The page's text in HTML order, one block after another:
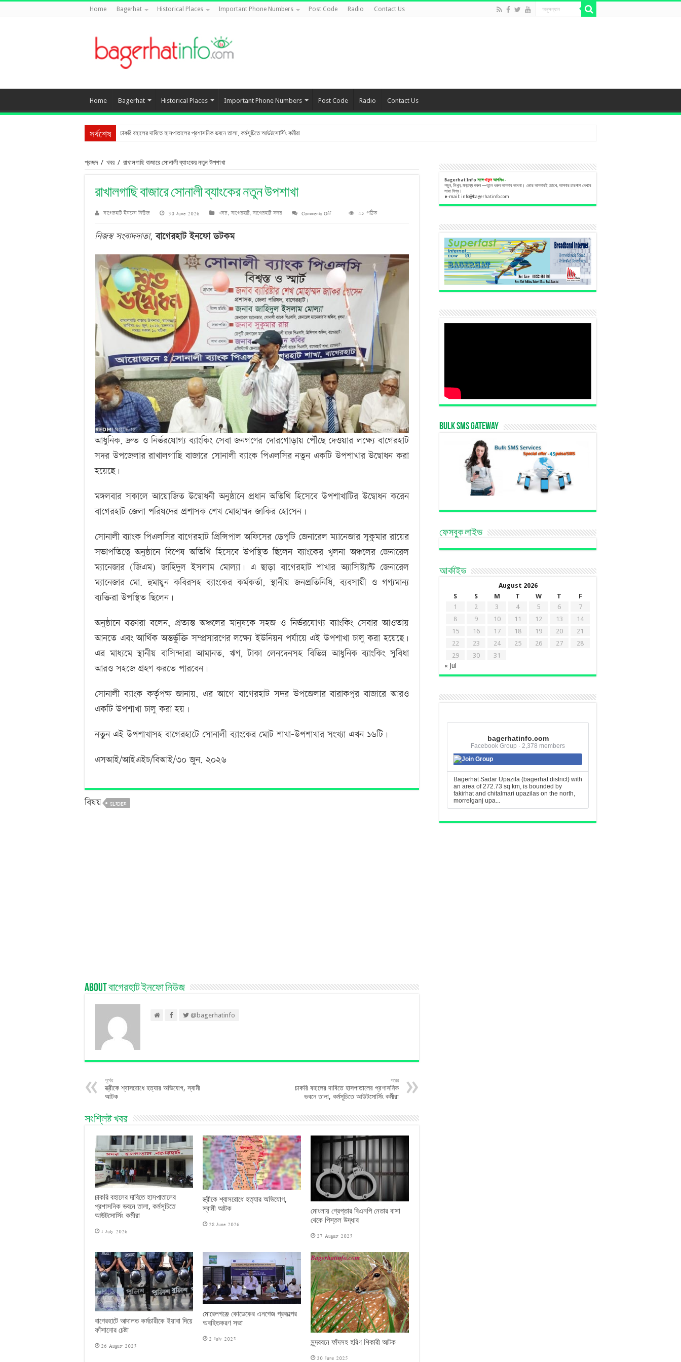
Home Bagerhat Historical Places Important Phone Numbers Post Code Radio Contact Us
Home Bagerhat Historical Places Important Phone Numbers Post Code Radio Contact Us
সর্বশেষ চাকরি বহালের দাবিতে হাসপাতালের প্রশাসনিক ভবনে তালা, কর্মসূচিতে আউটসোর্সিং কর্মীরা
প্রচ্ছদ / খবর / রাখালগাছি বাজারে সোনালী ব্যাংকের নতুন উপশাখা
রাখালগাছি বাজারে সোনালী ব্যাংকের নতুন উপশাখা
বাগেরহাট ইনফো নিউজ 30 June 2026 খবর,বাগেরহাট,বাগেরহাট সদর Comments Offon
ব্যাংকের
নতুন
উপশাখা
45 পঠিত
নিজস্ব সংবাদদাতা,বাগেরহাট ইনফো ডটকম
আধুনিক, দ্রুত ও নির্ভরযোগ্য ব্যাংকিং সেবা জনগণের দোরগোড়ায় পৌঁছে দেওয়ার লক্ষ্যে বাগেরহাট
সদর উপজেলার রাখালগাছি বাজারে সোনালী ব্যাংক পিএলসির নতুন একটি উপশাখার উদ্বোধন করা
হয়েছে।
মঙ্গলবার সকালে আয়োজিত উদ্বোধনী অনুষ্ঠানে প্রধান অতিথি হিসেবে উপশাখাটির উদ্বোধন করেন
বাগেরহাট জেলা পরিষদের প্রশাসক শেখ মোহাম্মদ জাকির হোসেন।
সোনালী ব্যাংক পিএলসির বাগেরহাট প্রিন্সিপাল অফিসের ডেপুটি জেনারেল ম্যানেজার সুকুমার রায়ের
সভাপতিত্বে অনুষ্ঠানে বিশেষ অতিথি হিসেবে উপস্থিত ছিলেন ব্যাংকের খুলনা অঞ্চলের জেনারেল
ম্যানেজার (জিএম) জাহিদুল ইসলাম মোল্যা। এ ছাড়া বাগেরহাট শাখার অ্যাসিস্ট্যান্ট জেনারেল
ম্যানেজার মো. হুমায়ুন কবিরসহ ব্যাংকের কর্মকর্তা, স্থানীয় জনপ্রতিনিধি, ব্যবসায়ী ও গণ্যমান্য
ব্যক্তিরা উপস্থিত ছিলেন।
অনুষ্ঠানে বক্তারা বলেন, প্রত্যন্ত অঞ্চলের মানুষকে সহজ ও নির্ভরযোগ্য ব্যাংকিং সেবার আওতায়
আনতে এবং আর্থিক অন্তর্ভুক্তি সম্প্রসারণের লক্ষ্যে ইউনিয়ন পর্যায়ে এই উপশাখা চালু করা হয়েছে।
এর মাধ্যমে স্থানীয় বাসিন্দারা আমানত, ঋণ, টাকা লেনদেনসহ বিভিন্ন আধুনিক ব্যাংকিং সুবিধা
আরও সহজে গ্রহণ করতে পারবেন।
সোনালী ব্যাংক কর্তৃপক্ষ জানায়, এর আগে বাগেরহাট সদর উপজেলার বারাকপুর বাজারে আরও
একটি উপশাখা চালু করা হয়।
নতুন এই উপশাখাসহ বাগেরহাটে সোনালী ব্যাংকের মোট শাখা-উপশাখার সংখ্যা এখন ১৬টি।
এসআই/আইএইচ/বিআই/৩০ জুন, ২০২৬
বিষয় SLIDER
About বাগেরহাট ইনফো নিউজ
@bagerhatinfo
পূর্বের
স্ত্রীকে শ্বাসরোধে হত্যার অভিযোগ, স্বামী
আটক
পরের
চাকরি বহালের দাবিতে হাসপাতালের প্রশাসনিক
ভবনে তালা, কর্মসূচিতে আউটসোর্সিং কর্মীরা
সংশ্লিষ্ট খবর
চাকরি বহালের দাবিতে হাসপাতালের
প্রশাসনিক ভবনে তালা, কর্মসূচিতে
আউটসোর্সিং কর্মীরা
1 July 2026
স্ত্রীকে শ্বাসরোধে হত্যার অভিযোগ,
স্বামী আটক
28 June 2026
মোংলায় গ্রেপ্তার বিএনপি নেতার বাসা
থেকে পিস্তল উদ্ধার
27 August 2025
বাগেরহাটে আদালত কর্মচারীকে ইয়াবা দিয়ে
ফাঁসানোর চেষ্টা
26 August 2025
মোরেলগঞ্জে কোডেকের এনগেজ প্রকল্পের
অবহিতকরণ সভা
2 July 2025 সুন্দরবনে ফাঁদসহ হরিণ শিকারী আটক
30 June 2025
Bagerhat Info সঙ্গেথাকুনআপনিও-
পড়ুন, লিখুন, মন্তব্য করুন —তুলে ধরুন আপনার ভাবনা। এবার আপনারই চোখে, আপনার চারপাশ দেখবে
সারা বিশ্ব।
e-mail: info@bagerhatinfo.com
Bulk SMS Gateway
ফেসবুক লাইভ
আর্কাইভ
August 2026
S
S M T W T
F
1
2 3 4 5 6
7
8
9 10 11 12 13
14
15
16 17 18 19 20
21
22
23 24 25 26 27
28
29
30
31
« Jul
bagerhatinfo.com
Facebook Group · 2,378 members
Join Group
Bagerhat Sadar Upazila (bagerhat district) with
an area of 272.73 sq km, is bounded by
fakirhat and chitalmari upazilas on the north,
morrelganj upa...